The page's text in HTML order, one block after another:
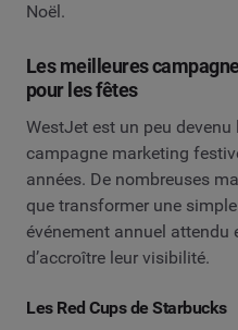
Noël.
Les meilleures
pour les fêtes
WestJet est un peu
campagne marketing
années. De nombreuses
que transformer une
événement annuel attendu
d’accroître leur visibilité.
Les Red Cups de Starbucks